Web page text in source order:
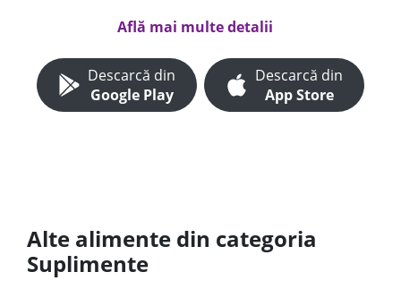
Află mai multe detalii
Descarcă din
Google Play
Descarcă din
App Store
Alte alimente din categoria
Suplimente